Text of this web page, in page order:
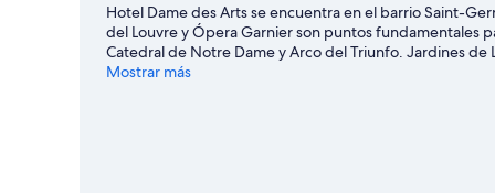
Hotel Dame des Arts se encuentra en el barrio Saint-
del Louvre y Ópera Garnier son puntos fundamentales
Catedral de Notre Dame y Arco del Triunfo. Jardines
interesantes. Los huéspedes destacan la ubicación de
Mostrar más